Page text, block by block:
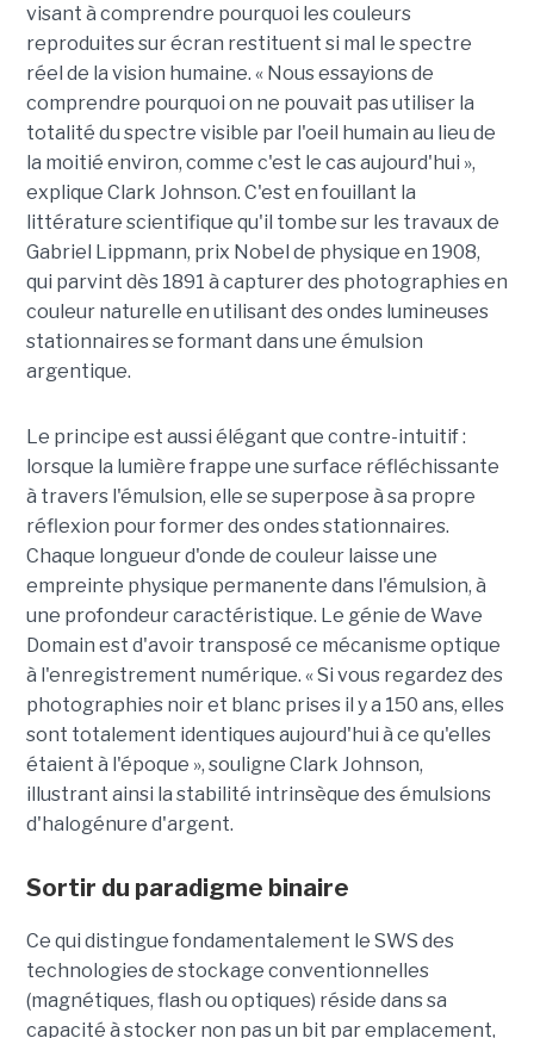
visant à comprendre pourquoi les couleurs
reproduites sur écran restituent si mal le spectre
réel de la vision humaine. « Nous essayions de
comprendre pourquoi on ne pouvait pas utiliser la
totalité du spectre visible par l'oeil humain au lieu de
la moitié environ, comme c'est le cas aujourd'hui »,
explique Clark Johnson. C'est en fouillant la
littérature scientifique qu'il tombe sur les travaux de
Gabriel Lippmann, prix Nobel de physique en 1908,
qui parvint dès 1891 à capturer des photographies en
couleur naturelle en utilisant des ondes lumineuses
stationnaires se formant dans une émulsion
argentique.
Le principe est aussi élégant que contre-intuitif :
lorsque la lumière frappe une surface réfléchissante
à travers l'émulsion, elle se superpose à sa propre
réflexion pour former des ondes stationnaires.
Chaque longueur d'onde de couleur laisse une
empreinte physique permanente dans l'émulsion, à
une profondeur caractéristique. Le génie de Wave
Domain est d'avoir transposé ce mécanisme optique
à l'enregistrement numérique. « Si vous regardez des
photographies noir et blanc prises il y a 150 ans, elles
sont totalement identiques aujourd'hui à ce qu'elles
étaient à l'époque », souligne Clark Johnson,
illustrant ainsi la stabilité intrinsèque des émulsions
d'halogénure d'argent.
Sortir du paradigme binaire
Ce qui distingue fondamentalement le SWS des
technologies de stockage conventionnelles
(magnétiques, flash ou optiques) réside dans sa
capacité à stocker non pas un bit par emplacement,